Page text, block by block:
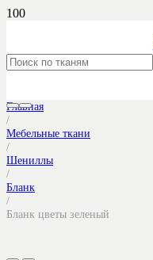
Главная
/
Мебельные ткани
/
Шениллы
/
Бланк
/
Бланк цветы зеленый